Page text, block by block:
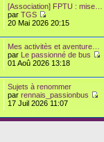
[Association] FPTU : mise…
parTGS
20 Mai 2026 20:15
Mes activitès et aventure…
par Le passionné de bus
01 Aoû 2026 13:18
Sujets à renommer
parrennais_passionbus
17 Juil 2026 11:07